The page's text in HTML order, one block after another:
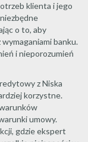
klienta i jego
o to, aby
banku.
i nieporozumień
z Niska
korzystne.
umowy.
gdzie ekspert